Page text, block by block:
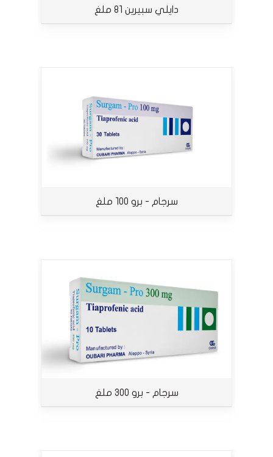
دايلي سبيرين 81 ملغ
سرجام - برو 100 ملغ
سرجام - برو 300 ملغ